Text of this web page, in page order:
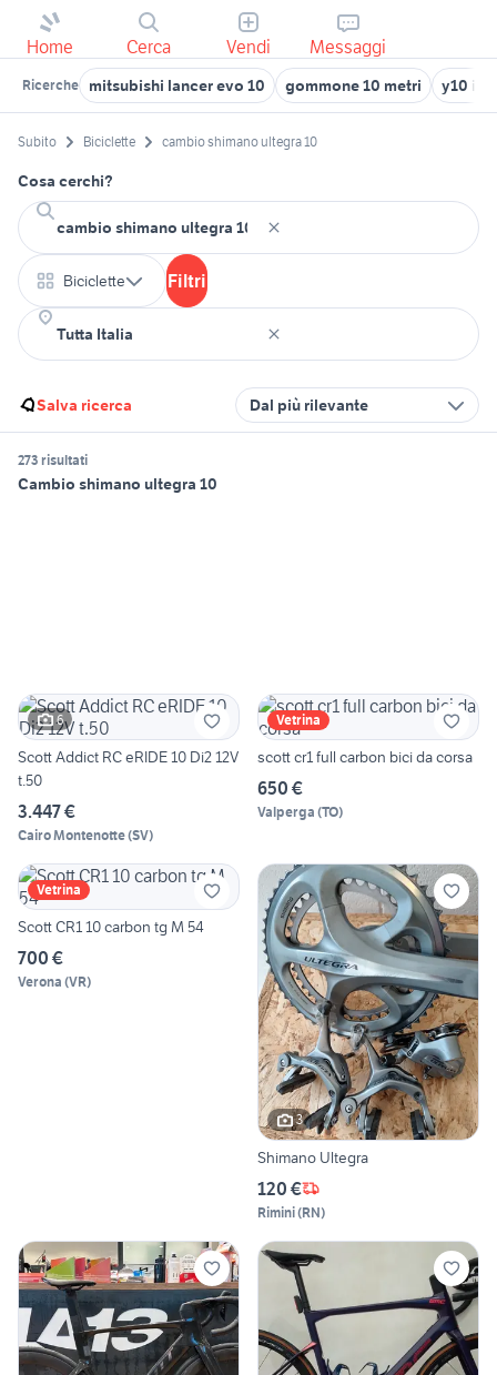
Home Cerca Vendi Messaggi
Ricerche mitsubishi lancer evo 10 gommone 10 metri y10 in
Subito Biciclette cambio shimano ultegra 10
Cosa cerchi?
Biciclette Filtri
Salva ricerca Dal più rilevante
273 risultati
Cambio shimano ultegra 10
6
Scott Addict RC eRIDE 10 Di2 12V
t.50
3.447 €
Cairo Montenotte(SV)
Vetrina
scott cr1 full carbon bici da corsa
650 €
Valperga (TO)
Vetrina
Scott CR1 10 carbon tg M 54
700 €
Verona (VR)
3
Shimano Ultegra
120 €
Rimini(RN)